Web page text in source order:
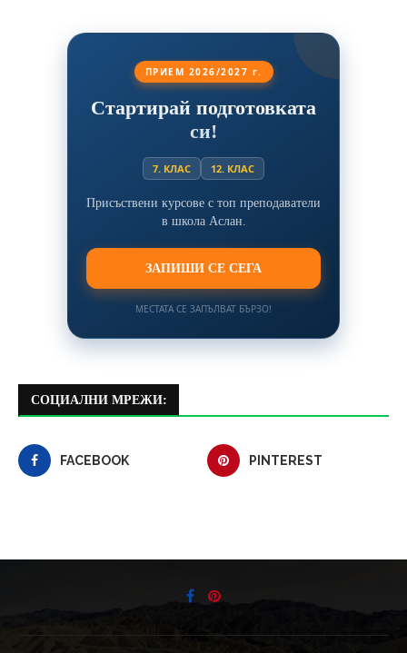
ПРИЕМ 2026/2027 г.
Стартирай подготовката
си!
7. КЛАС 12. КЛАС
Присъствени курсове с топ преподаватели
в школа Аслан.
ЗАПИШИ СЕ СЕГА
МЕСТАТА СЕ ЗАПЪЛВАТ БЪРЗО!
СОЦИАЛНИ МРЕЖИ:
FACEBOOK PINTEREST